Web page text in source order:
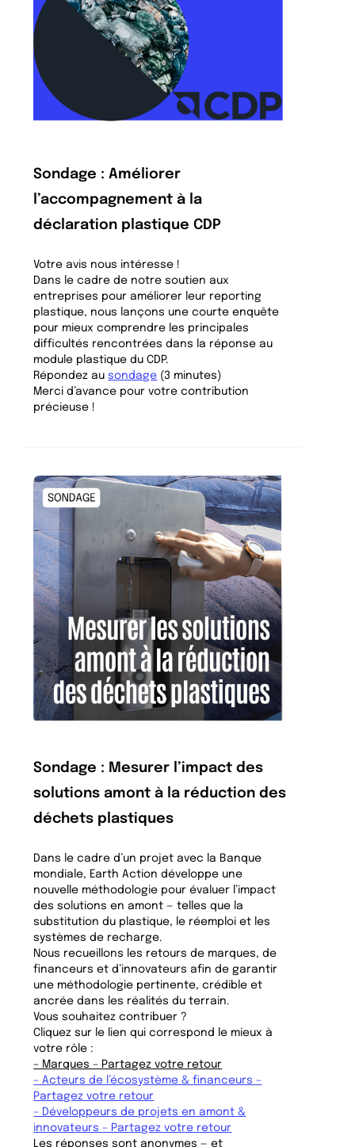
Sondage : Améliorer
l’accompagnement à la
déclaration plastique CDP
Votre avis nous intéresse !
Dans le cadre de notre soutien aux
entreprises pour améliorer leur reporting
plastique, nous lançons une courte enquête
pour mieux comprendre les principales
difficultés rencontrées dans la réponse au
module plastique du CDP.
Répondez au sondage (3 minutes)
Merci d’avance pour votre contribution
précieuse !
Sondage : Mesurer l’impact des
solutions amont à la réduction des
déchets plastiques
Dans le cadre d’un projet avec la Banque
mondiale, Earth Action développe une
nouvelle méthodologie pour évaluer l’impact
des solutions en amont — telles que la
substitution du plastique, le réemploi et les
systèmes de recharge.
Nous recueillons les retours de marques, de
financeurs et d’innovateurs afin de garantir
une méthodologie pertinente, crédible et
ancrée dans les réalités du terrain.
Vous souhaitez contribuer ?
Cliquez sur le lien qui correspond le mieux à
votre rôle :
– Marques – Partagez votre retour
– Acteurs de l’écosystème & financeurs –
Partagez votre retour
– Développeurs de projets en amont &
innovateurs – Partagez votre retour
Les réponses sont anonymes — et